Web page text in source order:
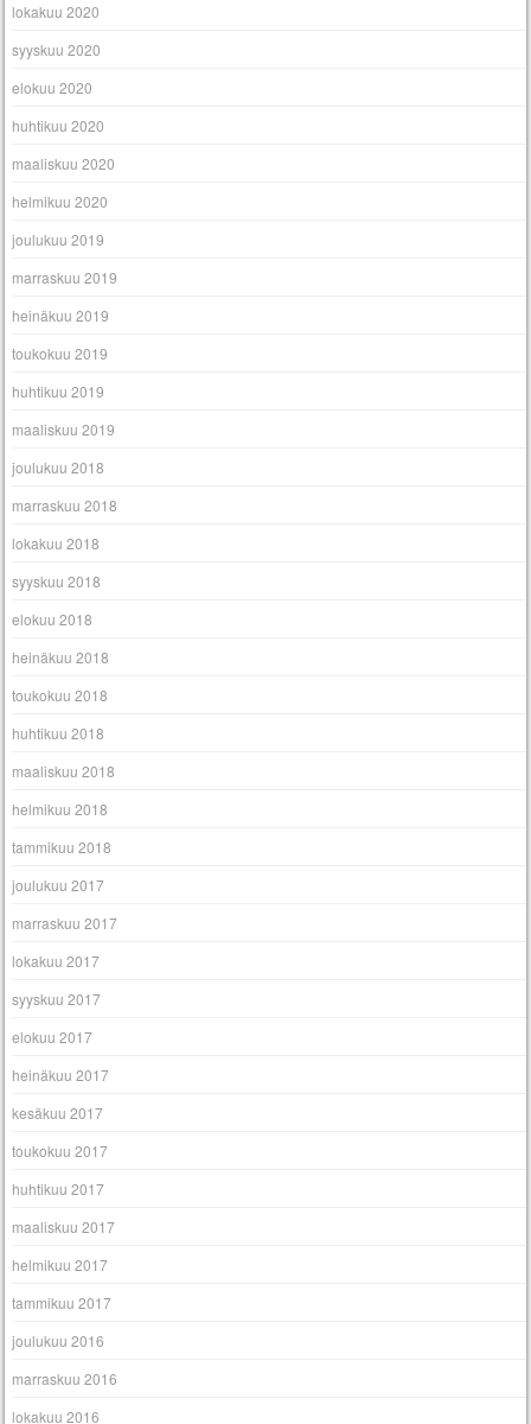
lokakuu 2020
syyskuu 2020
elokuu 2020
huhtikuu 2020
maaliskuu 2020
helmikuu 2020
joulukuu 2019
marraskuu 2019
heinäkuu 2019
toukokuu 2019
huhtikuu 2019
maaliskuu 2019
joulukuu 2018
marraskuu 2018
lokakuu 2018
syyskuu 2018
elokuu 2018
heinäkuu 2018
toukokuu 2018
huhtikuu 2018
maaliskuu 2018
helmikuu 2018
tammikuu 2018
joulukuu 2017
marraskuu 2017
lokakuu 2017
syyskuu 2017
elokuu 2017
heinäkuu 2017
kesäkuu 2017
toukokuu 2017
huhtikuu 2017
maaliskuu 2017
helmikuu 2017
tammikuu 2017
joulukuu 2016
marraskuu 2016
lokakuu 2016